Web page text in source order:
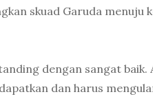
skuad Garuda menuju
dengan sangat baik.
dan harus